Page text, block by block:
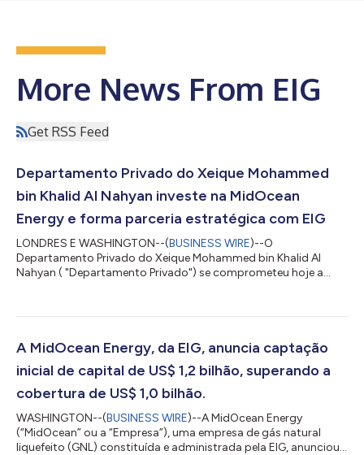
More News From EIG
Get RSS Feed
Departamento Privado do Xeique Mohammed
bin Khalid Al Nahyan investe na MidOcean
Energy e forma parceria estratégica com EIG
LONDRES E WASHINGTON--(BUSINESS WIRE)--O
Departamento Privado do Xeique Mohammed bin Khalid Al
Nahyan ( "Departamento Privado") se comprometeu hoje a
constituída e gerida pela EIG. Paralelamente ao investimento, o
estratégica direcionada a agregar capital, originar
investimentos e desenvolver oportunidades de investimento...
A MidOcean Energy, da EIG, anuncia captação
inicial de capital de US$ 1,2 bilhão, superando a
cobertura de US$ 1,0 bilhão.
WASHINGTON--(BUSINESS WIRE)--A MidOcean Energy
(“MidOcean” ou a “Empresa”), uma empresa de gás natural
liquefeito (GNL) constituída e administrada pela EIG, anunciou